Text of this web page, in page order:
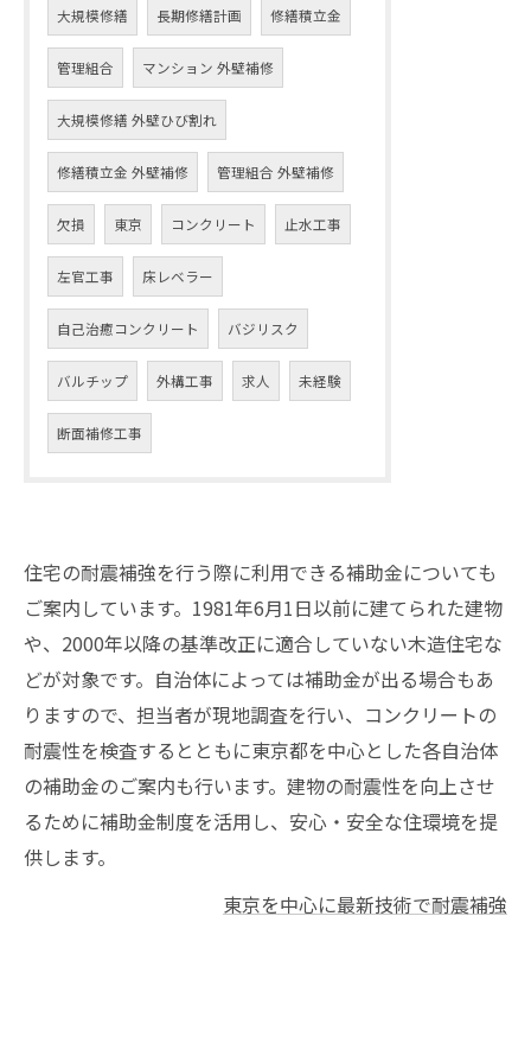
大規模修繕 長期修繕計画 修繕積立金
管理組合 マンション 外壁補修
大規模修繕 外壁ひび割れ
修繕積立金 外壁補修 管理組合 外壁補修
欠損 東京 コンクリート 止水工事
左官工事 床レベラー
自己治癒コンクリート バジリスク
バルチップ 外構工事 求人 未経験
断面補修工事
住宅の耐震補強を行う際に利用できる補助金についても
ご案内しています。1981年6月1日以前に建てられた建物
や、2000年以降の基準改正に適合していない木造住宅な
どが対象です。自治体によっては補助金が出る場合もあ
りますので、担当者が現地調査を行い、コンクリートの
耐震性を検査するとともに東京都を中心とした各自治体
の補助金のご案内も行います。建物の耐震性を向上させ
るために補助金制度を活用し、安心・安全な住環境を提
供します。
東京を中心に最新技術で耐震補強